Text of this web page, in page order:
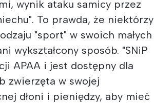
wynik ataku samicy przez
To prawda, że niektórzy
"sport" w swoich małych
wykształcony sposób. "SNiP
APAA i jest dostępny dla
zwierzęta w swojej
dłoni i pieniędzy, aby mieć